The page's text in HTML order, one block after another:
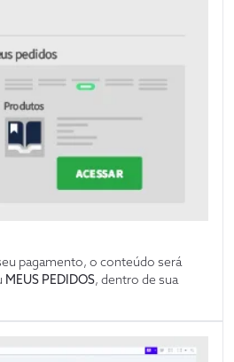
pagamento, o conteúdo será
MEUS PEDIDOS, dentro de sua